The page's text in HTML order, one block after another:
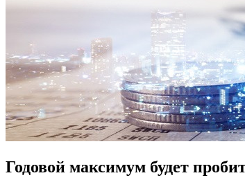
Годовой максимум будет